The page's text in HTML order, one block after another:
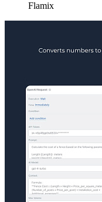
Flamix